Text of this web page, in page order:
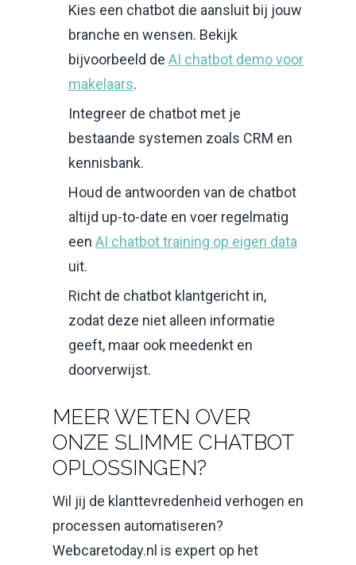
Kies een chatbot die aansluit bij jouw
branche en wensen. Bekijk
bijvoorbeeld de AI chatbot demo voor
makelaars.
Integreer de chatbot met je
bestaande systemen zoals CRM en
kennisbank.
Houd de antwoorden van de chatbot
altijd up-to-date en voer regelmatig
een AI chatbot training op eigen data
uit.
Richt de chatbot klantgericht in,
zodat deze niet alleen informatie
geeft, maar ook meedenkt en
doorverwijst.
MEER WETEN OVER
ONZE SLIMME CHATBOT
OPLOSSINGEN?
Wil jij de klanttevredenheid verhogen en
processen automatiseren?
Webcaretoday.nl is expert op het